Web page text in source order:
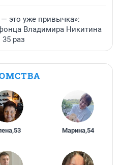
это уже привычка»:
Владимира Никитина
раз
,53 Марина,54